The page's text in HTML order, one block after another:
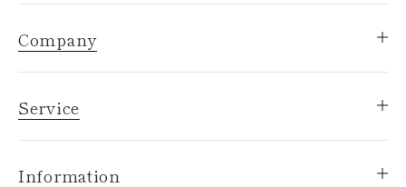
Company
Service
Information